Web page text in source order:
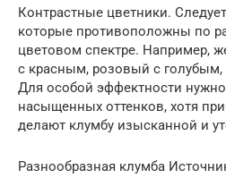
Контрастные цветники.
которые противоположны по
цветовом спектре. Например,
с красным, розовый с
Для особой эффектности
насыщенных оттенков, хотя
делают клумбу изысканной и
Разнообразная клумба